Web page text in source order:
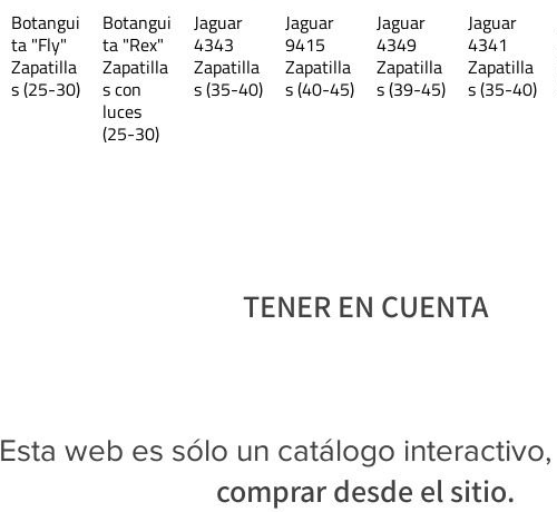
40
Las medidas
plantilla del
Botangui
ta "Fly"
Zapatilla
s (25-30)
Botangui
ta "Rex"
Zapatilla
s con
luces
(25-30)
Jaguar
4343
Zapatilla
s (35-40)
Jaguar
9415
Zapatilla
s (40-45)
Jaguar
4349
Zapatilla
s (39-45)
Jaguar
4341
Zapatilla
s (35-40)
TENER EN CUENTA
Esta web es sólo un catálogo interactivo,
comprar desde el sitio.